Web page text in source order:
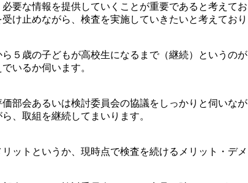
要な情報を提供していくことが重要であると考えて
け止めながら、検査を実施していきたいと考えており
５歳の子どもが高校生になるまで（継続）というの
いるか伺います。
部会あるいは検討委員会の協議をしっかりと伺いな
、取組を継続してまいります。
トというか、現時点で検査を続けるメリット・デ